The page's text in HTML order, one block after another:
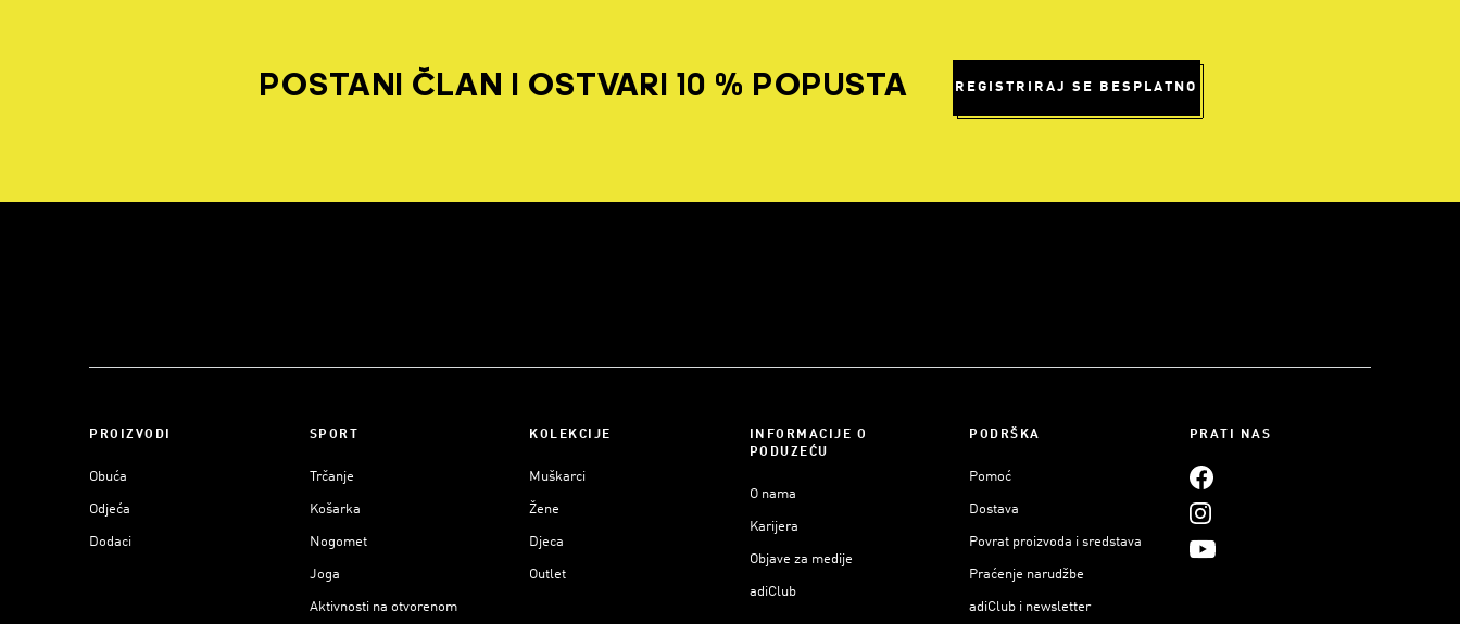
POSTANI ČLAN I OSTVARI 10 % POPUSTA REGISTRIRAJ SE BESPLATNO
PROIZVODI
Obuća
Odjeća
Dodaci
SPORT
Trčanje
Košarka
Nogomet
Joga
Aktivnosti na otvorenom
KOLEKCIJE
Muškarci
Žene
Djeca
Outlet
INFORMACIJE O
PODUZEĆU
O nama
Karijera
Objave za medije
adiClub
PODRŠKA
Pomoć
Dostava
Povrat proizvoda i sredstava
Praćenje narudžbe
adiClub i newsletter
PRATI NAS